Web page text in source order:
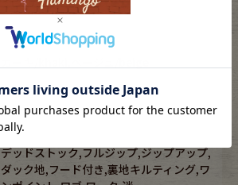
-
未使用
-
デッドストック,フルジップ,ジップアップ,
ダック地,フード付き,裏地キルティング,ワ